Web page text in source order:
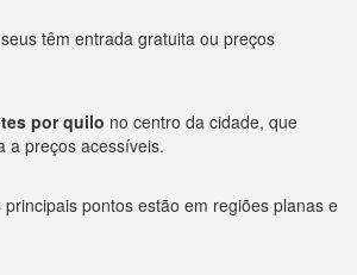
têm entrada gratuita ou preços
por quilo no centro da cidade, que
a preços acessíveis.
pontos estão em regiões planas e